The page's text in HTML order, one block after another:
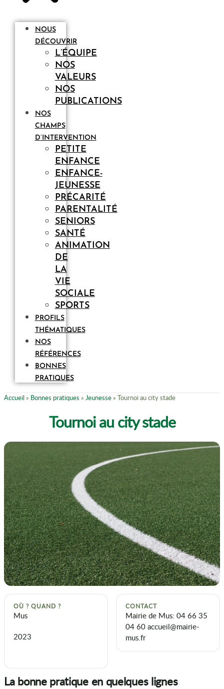
NOUS
DÉCOUVRIR
L’ÉQUIPE
NOS
VALEURS
NOS
PUBLICATIONS
NOS
CHAMPS
D’INTERVENTION
PETITE
ENFANCE
ENFANCE-
JEUNESSE
PRÉCARITÉ
PARENTALITÉ
SENIORS
SANTÉ
ANIMATION
DE
LA
VIE
SOCIALE
SPORTS
PROFILS
THÉMATIQUES
NOS
RÉFÉRENCES
BONNES
PRATIQUES
Accueil » Bonnes pratiques » Jeunesse » Tournoi au city stade
Tournoi au city stade
OÙ ? QUAND ?
Mus
2023
CONTACT
Mairie de Mus: 04 66 35
04 60 accueil@mairie-
mus.fr
La bonne pratique en quelques lignes